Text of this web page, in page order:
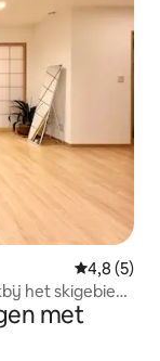
4,8 (5)
het skigebied,
met